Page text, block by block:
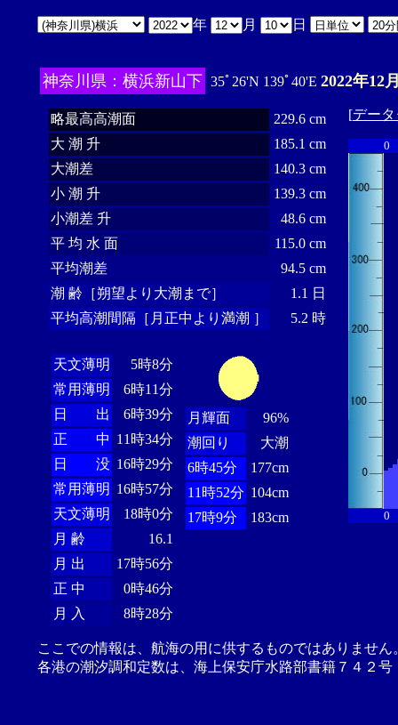
年 月 日
神奈川県：横浜新山下 35ﾟ26'N 139ﾟ40'E 2022年12
略最高高潮面
229.6 cm
大 潮 升
185.1 cm
大潮差
140.3 cm
小 潮 升
139.3 cm
小潮差 升
48.6 cm
平 均 水 面
115.0 cm
平均潮差
94.5 cm
潮 齢［朔望より大潮まで］
1.1 日
平均高潮間隔［月正中より満潮 ］
5.2 時
天文薄明
5時8分
常用薄明
6時11分
日 出
6時39分
正 中 11時34分
日 没 16時29分
常用薄明 16時57分
天文薄明
18時0分
月 齢
16.1
月 出
17時56分
正 中
0時46分
月 入
8時28分
月輝面
96%
潮回り
大潮
6時45分
177cm
11時52分 104cm
17時9分
183cm
[デー
0
0
ここでの情報は、航海の用に供するものではありませ
各港の潮汐調和定数は、海上保安庁水路部書籍７４２